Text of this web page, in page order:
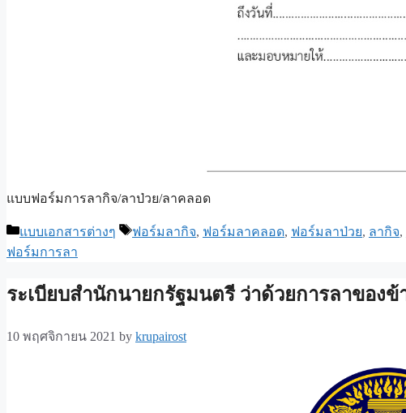
แบบฟอร์มการลากิจ/ลาป่วย/ลาคลอด
Categories
แบบเอกสารต่างๆ Tags
ฟอร์มลากิจ, ฟอร์มลาคลอด, ฟอร์มลาป่วย, ลากิจ,
ฟอร์มการลา
ระเบียบสำนักนายกรัฐมนตรี ว่าด้วยการลาของข้
10 พฤศจิกายน 2021 by krupairost